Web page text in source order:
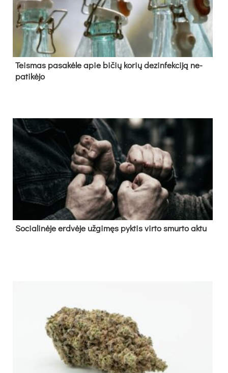
Teis­mas pa­sa­kė­le apie bi­čių ko­rių de­zin­fek­ci­ją ne­
pa­ti­kė­jo
So­cia­li­nė­je erd­vė­je už­gi­męs pyk­tis vir­to smur­to ak­tu